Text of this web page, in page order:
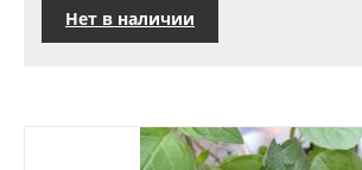
Нет в наличии